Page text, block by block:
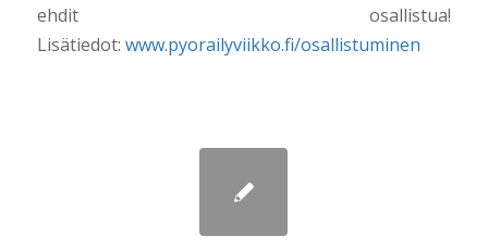
ehdit osallistua!
Lisätiedot: www.pyorailyviikko.fi/osallistuminen